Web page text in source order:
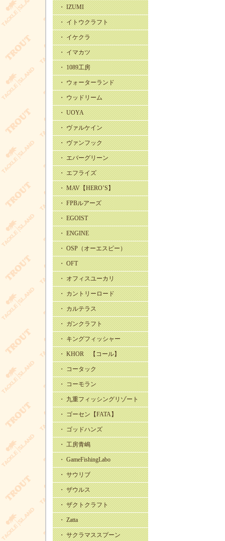
・ IZUMI
・ イトウクラフト
・ イケクラ
・ イマカツ
・ 1089工房
・ ウォーターランド
・ ウッドリーム
・ UOYA
・ ヴァルケイン
・ ヴァンフック
・ エバーグリーン
・ エフライズ
・ MAV【HERO’S】
・ FPBルアーズ
・ EGOIST
・ ENGINE
・ OSP（オーエスピー）
・ OFT
・ オフィスユーカリ
・ カントリーロード
・ カルテラス
・ ガンクラフト
・ キングフィッシャー
・ KHOR 【コール】
・ コータック
・ コーモラン
・ 九重フィッシングリゾート
・ ゴーセン【FATA】
・ ゴッドハンズ
・ 工房青嶋
・ GameFishingLabo
・ サウリブ
・ ザウルス
・ ザクトクラフト
・ Zatta
・ サクラマススプーン